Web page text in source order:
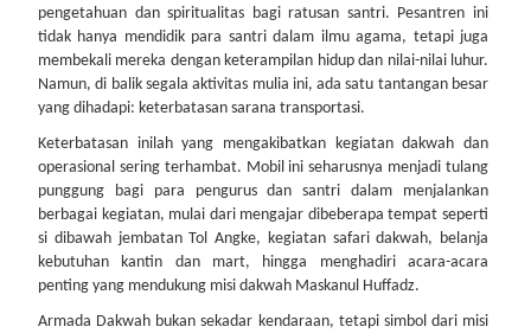
pengetahuan dan spiritualitas bagi ratusan santri. Pesantren ini
tidak hanya mendidik para santri dalam ilmu agama, tetapi juga
membekali mereka dengan keterampilan hidup dan nilai-nilai luhur.
Namun, di balik segala aktivitas mulia ini, ada satu tantangan besar
yang dihadapi: keterbatasan sarana transportasi.
Keterbatasan inilah yang mengakibatkan kegiatan dakwah dan
operasional sering terhambat. Mobil ini seharusnya menjadi tulang
punggung bagi para pengurus dan santri dalam menjalankan
berbagai kegiatan, mulai dari mengajar dibeberapa tempat seperti
si dibawah jembatan Tol Angke, kegiatan safari dakwah, belanja
kebutuhan kantin dan mart, hingga menghadiri acara-acara
penting yang mendukung misi dakwah Maskanul Huffadz.
Armada Dakwah bukan sekadar kendaraan, tetapi simbol dari misi